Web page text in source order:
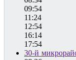
09:54
11:24
12:54
16:14
17:54
30-й